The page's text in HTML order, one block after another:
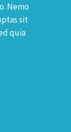
Nemo
sit
quia